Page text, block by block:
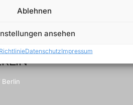
Ablehnen
ansehen
DatenschutzImpressum
Berlin